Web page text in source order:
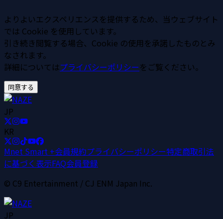
よりよいエクスペリエンスを提供するため、当ウェブサイト
では Cookie を使用しています。
引き続き閲覧する場合、Cookie の使用を承諾したものとみ
なされます。
詳細についてはプライバシーポリシーをご覧ください。
同意する
JP
KR
Mnet Smart +会員規約プライバシーポリシー特定商取引法
に基づく表示FAQ会員登録
© C9 Entertainment / CJ ENM Japan Inc.
JP